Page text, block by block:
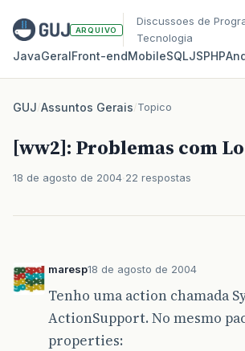
ARQUIVO
Discussoes de
Tecnologia
JavaGeralFront‑endMobileSQLJSPHP
GUJ/Assuntos Gerais/Topico
[ww2]: Problemas com
18 de agosto de 2004 22 respostas
maresp18 de agosto de 2004
Tenho uma action chamada
ActionSupport. No mesmo
properties: